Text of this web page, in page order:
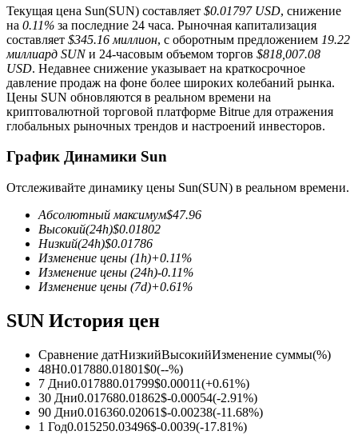
Фьючерсы с использованием USDT в качестве
обеспечения
Фьючерсы на COIN-M
Криптовалютные фьючерсы
TradFi
сырьевые товары
Текущая цена Sun(SUN) составляет $0.01797 USD, снижение
на 0.11% за последние 24 часа. Рыночная капитализация
составляет $345.16 миллион, с оборотным предложением 19.22
миллиард SUNи 24-часовым объемом торгов $818,007.08
USD. Недавнее снижение указывает на краткосрочное
давление продаж на фоне более широких колебаний рынка.
Цены SUN обновляются в реальном времени на
криптовалютной торговой платформе Bitrue для отражения
глобальных рыночных трендов и настроений инвесторов.
График Динамики Sun
Отслеживайте динамику цены Sun(SUN) в реальном времени.
Абсолютный максимум$47.96
Высокий(24h)$0.01802
Низкий(24h)$0.01786
Изменение цены (1h)+0.11%
Изменение цены (24h)-0.11%
Изменение цены (7d)+0.61%
SUN История цен
Сравнение датНизкийВысокийИзменение суммы(%)
48H0.017880.01801$0(--%)
7 Дни0.017880.01799$0.00011(+0.61%)
30 Дни0.017680.01862$-0.00054(-2.91%)
90 Дни0.016360.02061$-0.00238(-11.68%)
1 Год0.015250.03496$-0.0039(-17.81%)